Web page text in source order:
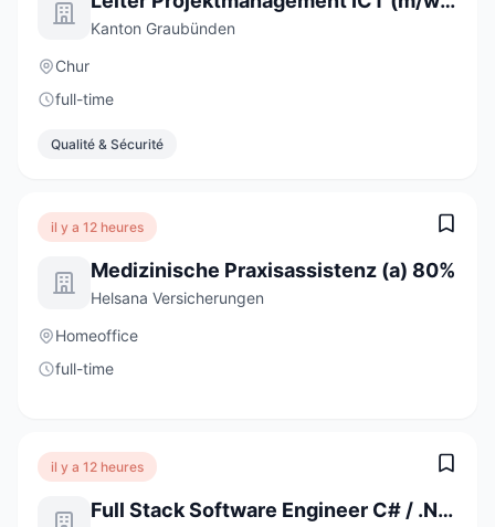
Kanton Graubünden
Chur
full-time
Qualité & Sécurité
il y a 12 heures
Medizinische Praxisassistenz (a) 80%
Helsana Versicherungen
Homeoffice
full-time
il y a 12 heures
Full Stack Software Engineer C# / .NET / React (a) 80-100%